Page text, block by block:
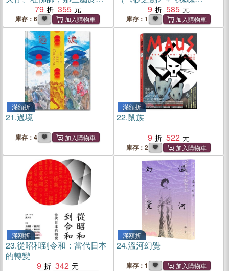
們的臺灣故事
79 355
庫存：6
Mabui》，以沖繩視角反映日
本二戰後歷史的非虛構漫畫
代表作）
9 585
庫存：1
滿額折
21.過境
庫存：4
滿額折
22.鼠族
9
522
庫存：2
滿額折
23.從昭和到令和：當代日本
的轉變
9
342
滿額折
24.溫河幻覺
庫存：1